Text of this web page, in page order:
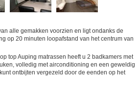
alle gemakken voorzien en ligt ondanks de
op 20 minuten loopafstand van het centrum van
top Auping matrassen heeft u 2 badkamers met
volledig met airconditioning en een geweldig
ontbijten vergezeld door de eenden op het